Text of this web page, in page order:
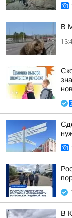
В
В